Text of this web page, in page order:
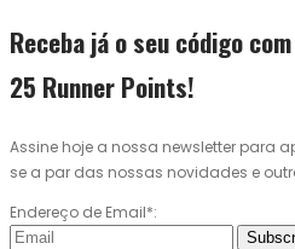
Receba já o seu código
25 Runner Points!
Assine hoje a nossa newsletter para
se a par das nossas novidades e
Endereço de Email*: